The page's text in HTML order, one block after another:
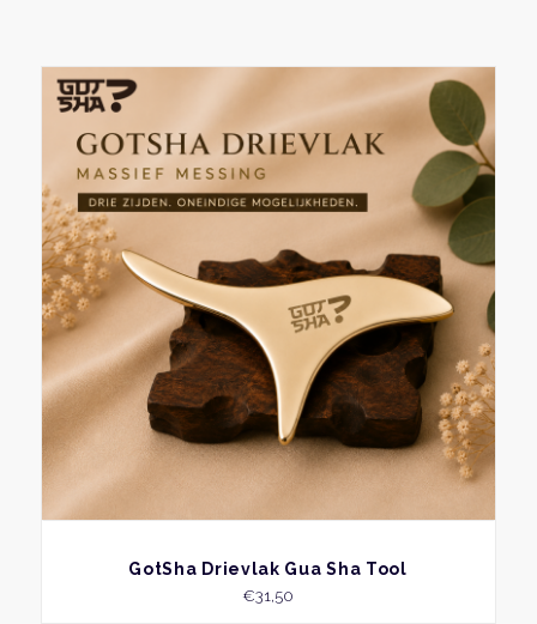
BEKIJK
GotSha Drievlak Gua Sha Tool
€31,50